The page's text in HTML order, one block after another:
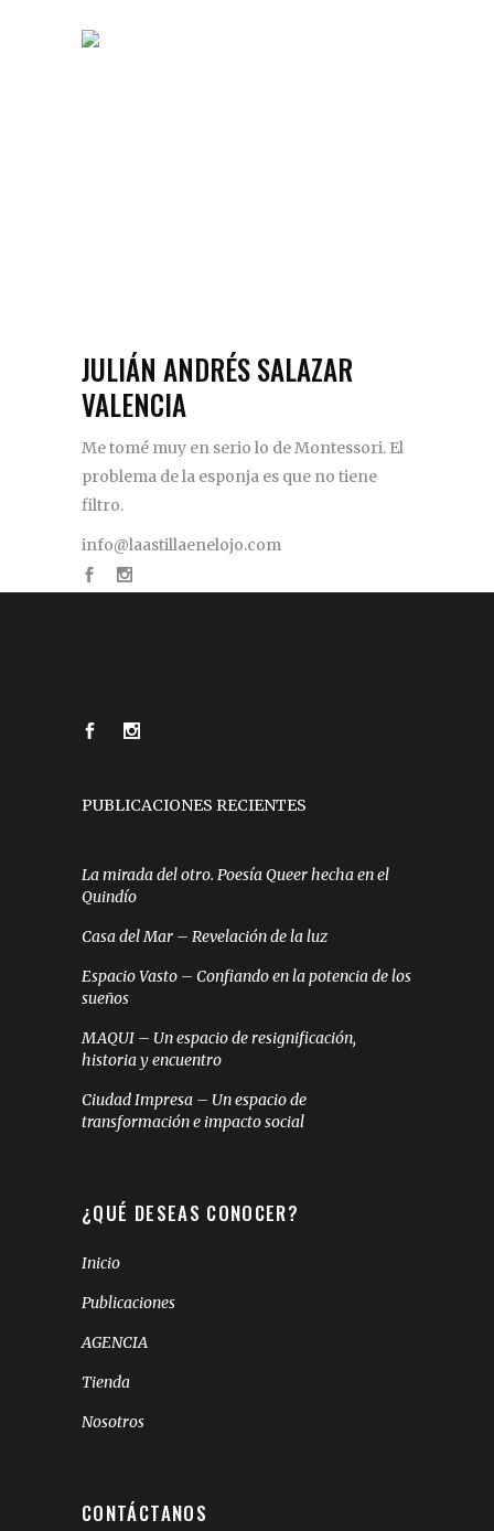
JULIÁN ANDRÉS SALAZAR
VALENCIA
Me tomé muy en serio lo de Montessori. El
problema de la esponja es que no tiene
filtro.
info@laastillaenelojo.com
PUBLICACIONES RECIENTES
La mirada del otro. Poesía Queer hecha en el
Quindío
Casa del Mar – Revelación de la luz
Espacio Vasto – Confiando en la potencia de los
sueños
MAQUI – Un espacio de resignificación,
historia y encuentro
Ciudad Impresa – Un espacio de
transformación e impacto social
¿QUÉ DESEAS CONOCER?
Inicio
Publicaciones
AGENCIA
Tienda
Nosotros
CONTÁCTANOS